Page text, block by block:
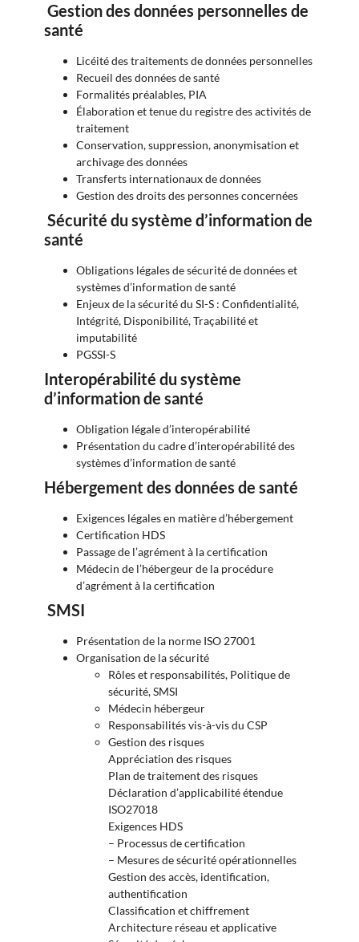
Gestion des données personnelles de
santé
Licéité des traitements de données personnelles
Recueil des données de santé
Formalités préalables, PIA
Élaboration et tenue du registre des activités de
traitement
Conservation, suppression, anonymisation et
archivage des données
Transferts internationaux de données
Gestion des droits des personnes concernées
Sécurité du système d’information de
santé
Obligations légales de sécurité de données et
systèmes d’information de santé
Enjeux de la sécurité du SI-S : Confidentialité,
Intégrité, Disponibilité, Traçabilité et
imputabilité
PGSSI-S
Interopérabilité du système
d’information de santé
Obligation légale d’interopérabilité
Présentation du cadre d’interopérabilité des
systèmes d’information de santé
Hébergement des données de santé
Exigences légales en matière d’hébergement
Certification HDS
Passage de l’agrément à la certification
Médecin de l’hébergeur de la procédure
d’agrément à la certification
SMSI
Présentation de la norme ISO 27001
Organisation de la sécurité
Rôles et responsabilités, Politique de
sécurité, SMSI
Médecin hébergeur
Responsabilités vis-à-vis du CSP
Gestion des risques
Appréciation des risques
Plan de traitement des risques
Déclaration d’applicabilité étendue
ISO27018
Exigences HDS
– Processus de certification
– Mesures de sécurité opérationnelles
Gestion des accès, identification,
authentification
Classification et chiffrement
Architecture réseau et applicative